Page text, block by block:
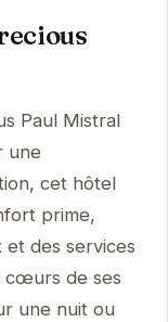
Paul Mistral
une
cet hôtel
prime,
des services
cœurs de ses
une nuit ou